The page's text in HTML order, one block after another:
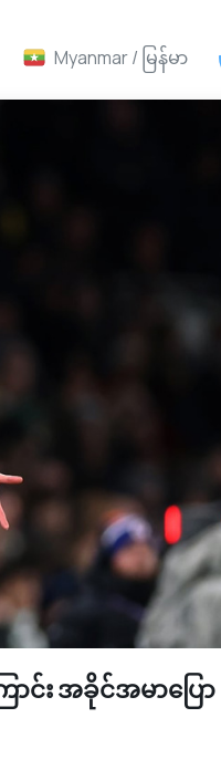
Myanmar / မြန်မာ
း အခိုင်အမာပြော